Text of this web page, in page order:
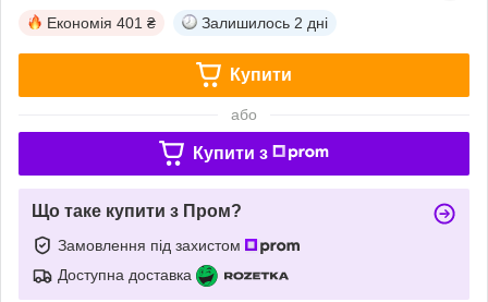
Економія 401 ₴ Залишилось 2 дні
Купити
або
Купити з
Що таке купити з Пром?
Замовлення під захистом
Доступна доставка